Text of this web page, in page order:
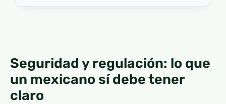
Seguridad y regulación: lo que
un mexicano sí debe tener
claro